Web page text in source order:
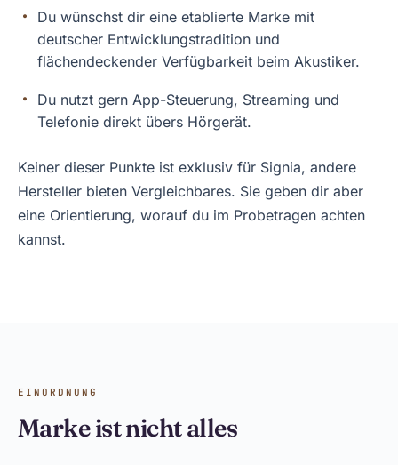
Du wünschst dir eine etablierte Marke mit
deutscher Entwicklungstradition und
flächendeckender Verfügbarkeit beim Akustiker.
Du nutzt gern App-Steuerung, Streaming und
Telefonie direkt übers Hörgerät.
Keiner dieser Punkte ist exklusiv für Signia, andere
Hersteller bieten Vergleichbares. Sie geben dir aber
eine Orientierung, worauf du im Probetragen achten
kannst.
EINORDNUNG
Marke ist nicht alles